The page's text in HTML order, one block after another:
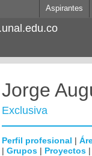
Aspirantes
Jorge
Exclusiva
Perfil profesional |
| Grupos | Proyectos